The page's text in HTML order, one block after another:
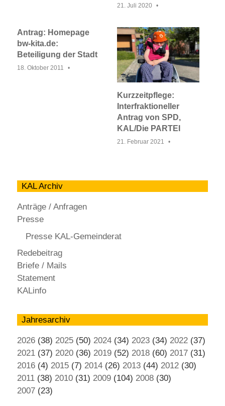
21. Juli 2020
Antrag: Homepage
bw-kita.de:
Beteiligung der Stadt
18. Oktober 2011
Kurzzeitpflege:
Interfraktioneller
Antrag von SPD,
KAL/Die PARTEI
21. Februar 2021
KAL Archiv
Anträge / Anfragen
Presse
Presse KAL-Gemeinderat
Redebeitrag
Briefe / Mails
Statement
KALinfo
Jahresarchiv
2026 (38) 2025 (50) 2024 (34) 2023 (34) 2022 (37)
2021 (37) 2020 (36) 2019 (52) 2018 (60) 2017 (31)
2016 (4) 2015 (7) 2014 (26) 2013 (44) 2012 (30)
2011 (38) 2010 (31) 2009 (104) 2008 (30)
2007 (23)